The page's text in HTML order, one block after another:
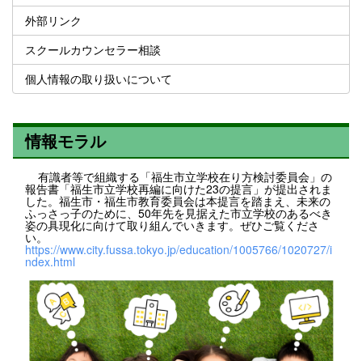
外部リンク
スクールカウンセラー相談
個人情報の取り扱いについて
情報モラル
有識者等で組織する「福生市立学校在り方検討委員会」の
報告書「福生市立学校再編に向けた23の提言」が提出されま
した。福生市・福生市教育委員会は本提言を踏まえ、未来の
ふっさっ子のために、50年先を見据えた市立学校のあるべき
姿の具現化に向けて取り組んでいきます。ぜひご覧くださ
い。
https://www.city.fussa.tokyo.jp/education/1005766/1020727/i
ndex.html